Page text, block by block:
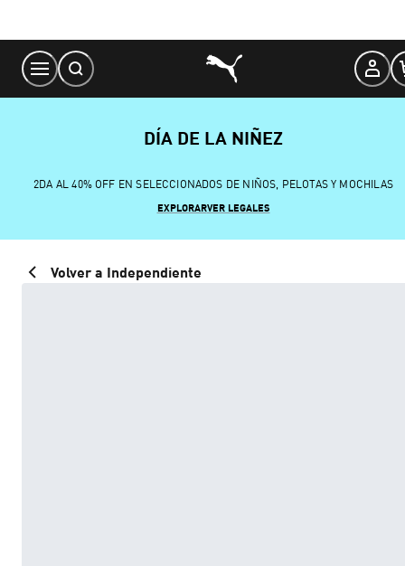
Content
DÍA DE LA NIÑEZ
2DA AL 40% OFF EN SELECCIONADOS DE NIÑOS, PELOTAS Y MOCHILAS
EXPLORARVER LEGALES
Volver a Independiente